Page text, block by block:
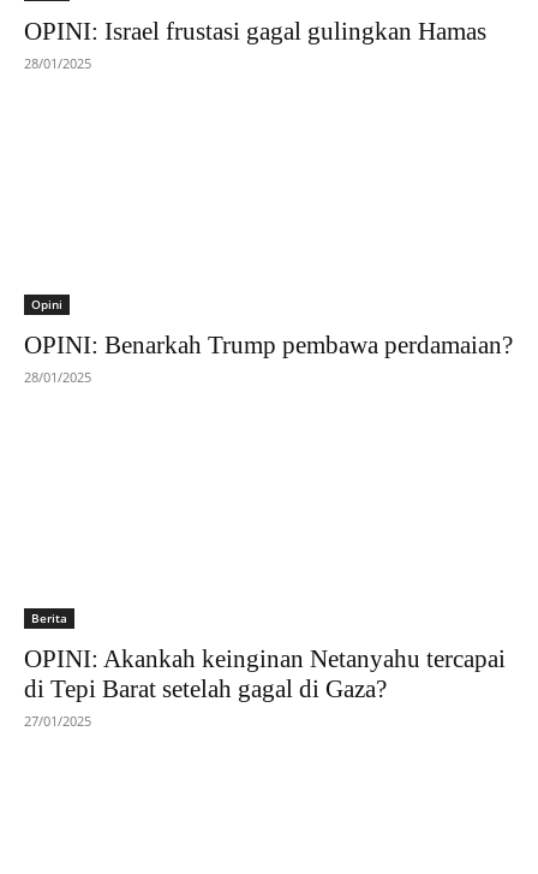
OPINI: Israel frustasi gagal gulingkan Hamas
28/01/2025
Opini
OPINI: Benarkah Trump pembawa perdamaian?
28/01/2025
Berita
OPINI: Akankah keinginan Netanyahu tercapai
di Tepi Barat setelah gagal di Gaza?
27/01/2025